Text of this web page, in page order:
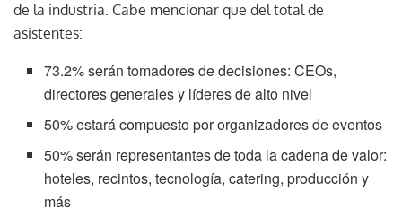
de la industria. Cabe mencionar que del total de
asistentes:
73.2% serán tomadores de decisiones: CEOs,
directores generales y líderes de alto nivel
50% estará compuesto por organizadores de eventos
50% serán representantes de toda la cadena de valor:
hoteles, recintos, tecnología, catering, producción y
más